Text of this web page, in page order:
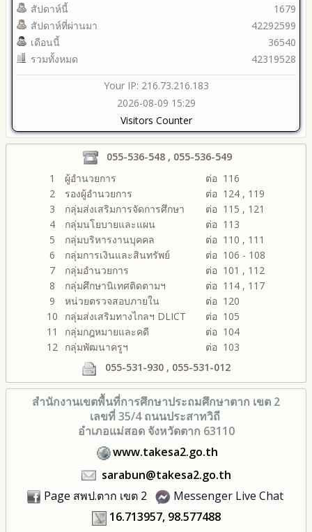
สัปดาห์นี้
สัปดาห์ที่ผ่านมา
เดือนนี้
รวมทั้งหมด
1679
42292599
36540
42319528
Your IP: 216.73.216.183
2026-08-09 15:29
Visitors Counter
055-536-548 , 055-536-549
1
ผู้อำนวยการ
ต่อ 116
2
รองผู้อำนวยการ
ต่อ 124 , 119
3
กลุ่มส่งเสริมการจัดการศึกษา
ต่อ 115 , 121
4
กลุ่มนโยบายและแผน
ต่อ 113
5
กลุ่มบริหารงานบุคคล
ต่อ 110 , 111
6
กลุ่มการเงินและสินทรัพย์
ต่อ 106 - 108
7
กลุ่มอำนวยการ
ต่อ 101 , 112
8
กลุ่มศึกษานิเทศติดตามฯ
ต่อ 114 , 117
9
หน่วยตรวจสอบภายใน
ต่อ 120
10
กลุ่มส่งเสริมทางไกลฯ DLICT
ต่อ 105
11
กลุ่มกฎหมายและคดี
ต่อ 104
12 กลุ่มพัฒนาครูฯ
ต่อ 103
055-531-930 , 055-531-012
สำนักงานเขตพื้นที่การศึกษาประถมศึกษาตาก เขต 2
เลขที่ 35/4 ถนนประสาทวิถี
อำเภอแม่สอด จังหวัดตาก 63110
www.takesa2.go.th
sarabun@takesa2.go.th
Page สพป.ตาก เขต 2
Messenger Live Chat
16.713957, 98.577488